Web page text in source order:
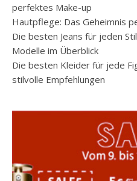
perfektes Make-up
Hautpflege: Das Geheimnis
Die besten Jeans für jeden
Modelle im Überblick
Die besten Kleider für jede
stilvolle Empfehlungen